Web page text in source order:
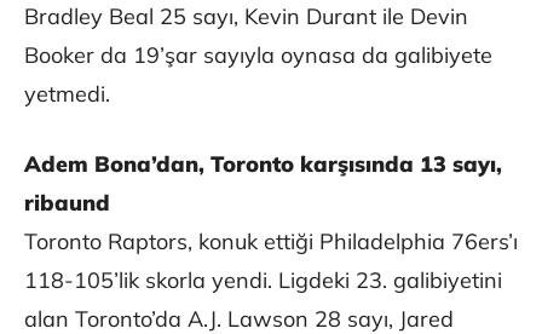
Bradley Beal 25 sayı, Kevin Durant ile Devin
Booker da 19’şar sayıyla oynasa da galibiyete
yetmedi.
Adem Bona’dan, Toronto karşısında 13 sayı,
ribaund
Toronto Raptors, konuk ettiği Philadelphia 76ers’ı
118-105’lik skorla yendi. Ligdeki 23. galibiyetini
alan Toronto’da A.J. Lawson 28 sayı, Jared